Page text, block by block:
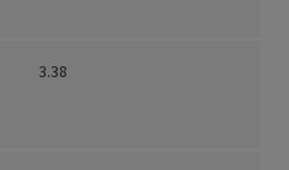
3.38